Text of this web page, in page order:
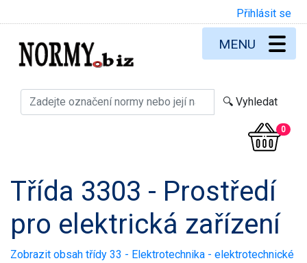
Přihlásit se
0
MENU
Třída 3303 - Prostředí
pro elektrická zařízení
Zobrazit obsah třídy 33 - Elektrotechnika - elektrotechnické